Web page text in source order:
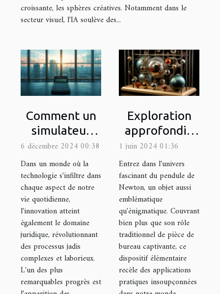
croissante, les sphères créatives. Notamment dans le
secteur visuel, l'IA soulève des...
Comment un
simulateur
avancé
transforme le
calcul de
pension
alimentaire
6 décembre 2024 00:38
Dans un monde où la
technologie s'infiltre dans
chaque aspect de notre
vie quotidienne,
l'innovation atteint
également le domaine
juridique, révolutionnant
des processus jadis
complexes et laborieux.
L'un des plus
remarquables progrès est
Exploration
approfondie
des
applications
pratiques du
pendule de
Newton dans
la technologie
moderne
1 juin 2024 01:36
Entrez dans l'univers
fascinant du pendule de
Newton, un objet aussi
emblématique
qu'énigmatique. Couvrant
bien plus que son rôle
traditionnel de pièce de
bureau captivante, ce
dispositif élémentaire
recèle des applications
pratiques insoupçonnées